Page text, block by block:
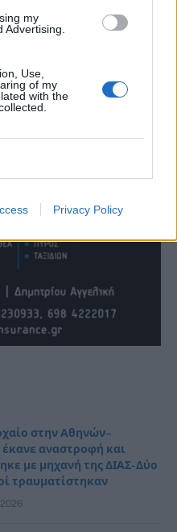
my
Advertising.
Use,
of my
with the
Privacy Policy
στην Αθηνών–
έκανε αναστροφή και
με μηχανή της ΔΙΑΣ- Δύο
τραυματίστηκαν